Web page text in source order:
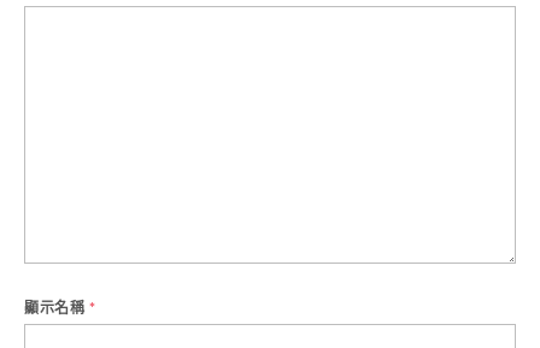
顯示名稱 *